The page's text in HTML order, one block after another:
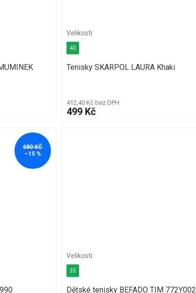
Tenisky SKARPOL LAURA Khaki
412,40 Kč bez DPH
499 Kč
40
680 KČ
–15 %
Dětské tenisky BEFADO TIM 772Y002
35